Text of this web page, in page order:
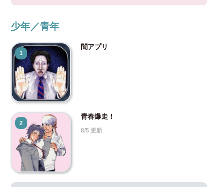
少年／青年
1
闇アプリ
2
青春爆走！
8/5 更新